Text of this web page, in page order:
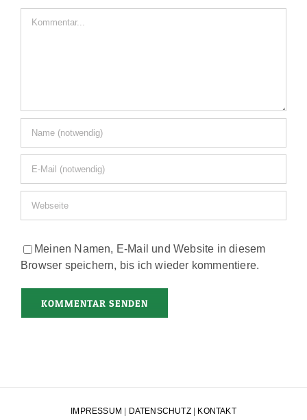
Meinen Namen, E-Mail und Website in diesem
Browser speichern, bis ich wieder kommentiere.
IMPRESSUM DATENSCHUTZ| KONTAKT